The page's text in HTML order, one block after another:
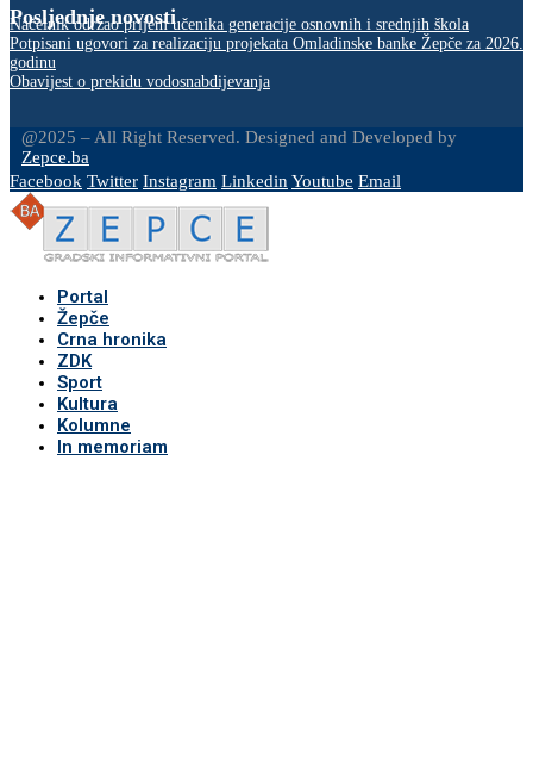
Posljednje novosti
Načelnik održao prijem učenika generacije osnovnih i srednjih škola
Potpisani ugovori za realizaciju projekata Omladinske banke Žepče za 2026.
godinu
Obavijest o prekidu vodosnabdijevanja
@2025 – All Right Reserved. Designed and Developed by
Zepce.ba
Facebook Twitter Instagram LinkedinYoutube Email
Portal
Žepče
Crna hronika
ZDK
Sport
Kultura
Kolumne
In memoriam